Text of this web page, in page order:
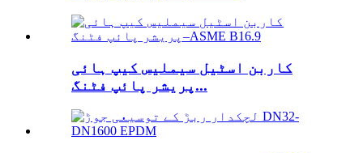
کاربن اسٹیل سیملیس کیپ ہائی
پریشر پائپ فٹنگ...